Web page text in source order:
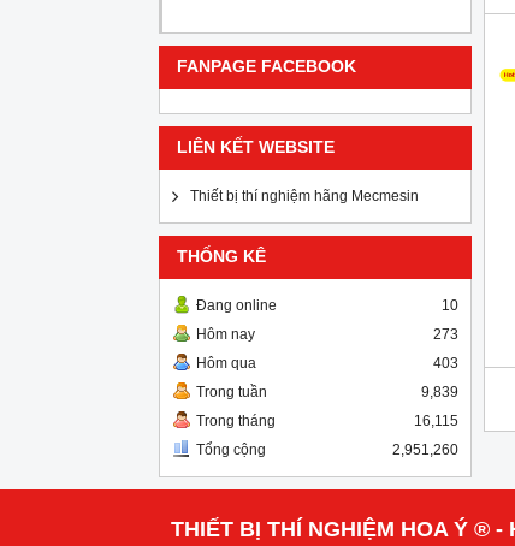
FANPAGE FACEBOOK
LIÊN KẾT WEBSITE
Thiết bị thí nghiệm hãng Mecmesin
THỐNG KÊ
Đang online
10
Hôm nay
273
Hôm qua
403
Trong tuần
9,839
Trong tháng
16,115
Tổng cộng
2,951,260
THIẾT BỊ THÍ NGHIỆM HOA Ý ® -